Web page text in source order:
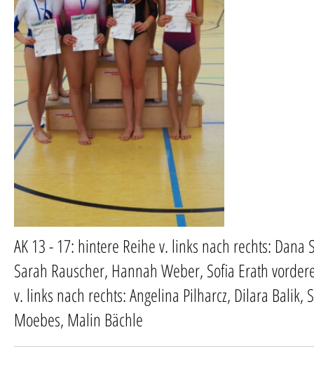
AK 13 - 17: hintere Reihe v. links nach rechts: Dana
Sarah Rauscher, Hannah Weber, Sofia Erath
v. links nach rechts: Angelina Pilharcz, Dilara Balik,
Moebes, Malin Bächle